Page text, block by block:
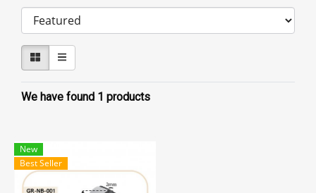
We have found 1 products
New
Best Seller